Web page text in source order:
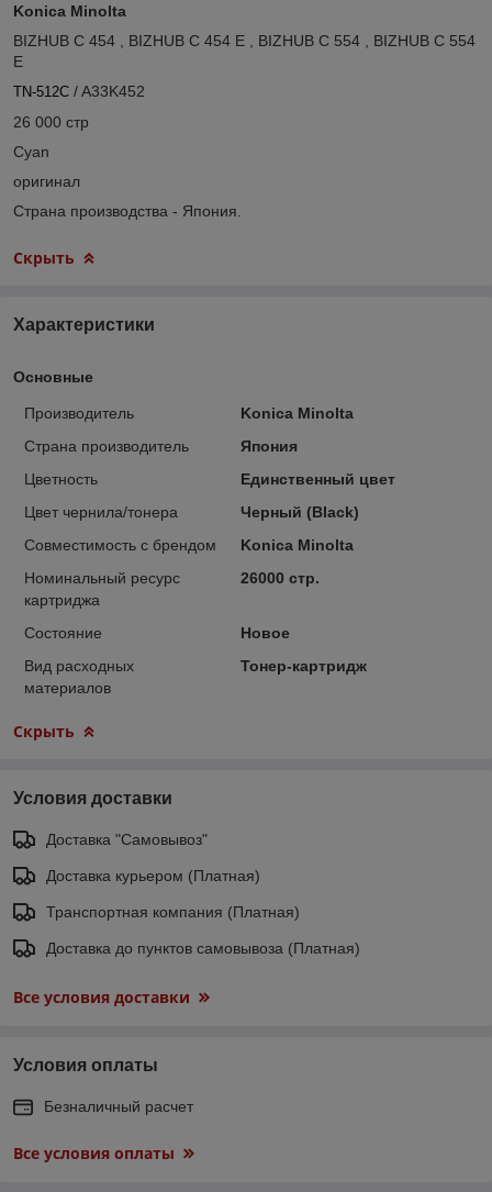
Konica Minolta
BIZHUB C 454 , BIZHUB C 454 E , BIZHUB C 554 , BIZHUB C 554
E
TN-512C / A33K452
26 000 стр
Cyan
оригинал
Страна производства - Япония.
Скрыть
Характеристики
Основные
Производитель
Konica Minolta
Страна производитель
Япония
Цветность
Единственный цвет
Цвет чернила/тонера
Черный (Black)
Совместимость с брендом
Konica Minolta
Номинальный ресурс
картриджа
26000 стр.
Состояние
Новое
Вид расходных
материалов
Тонер-картридж
Скрыть
Условия доставки
Доставка "Самовывоз"
Доставка курьером (Платная)
Транспортная компания (Платная)
Доставка до пунктов самовывоза (Платная)
Все условия доставки
Условия оплаты
Безналичный расчет
Все условия оплаты